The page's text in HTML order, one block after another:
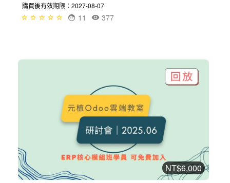
購買後有效期限：2027-08-07
377
11
NT$6,000